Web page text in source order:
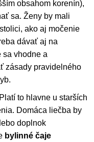
obsahom korenín),
sa. Ženy by mali
ako aj močenie
dávať aj na
sa vhodne a
zásady pravidelného
to hlavne u starších
Domáca liečba by
doplnok
bylinné čaje